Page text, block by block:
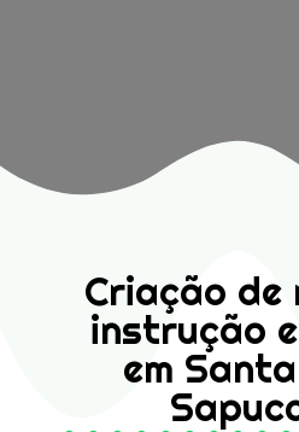
Criação de
instrução
em